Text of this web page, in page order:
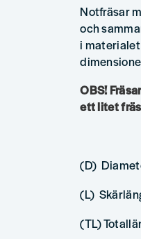
Notfräsar
och
i
OBS!
ett litet
(D)
(L)
(TL)